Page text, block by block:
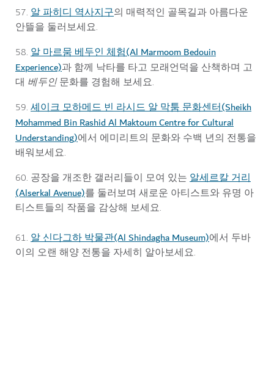
57. 알 파히디 역사지구의 매력적인 골목길과 아름다운
안뜰을 둘러보세요.
58. 알 마르뭄 베두인 체험(Al Marmoom Bedouin
Experience)과 함께 낙타를 타고 모래언덕을 산책하며 고
대 베두인문화를 경험해 보세요.
59. 셰이크 모하메드 빈 라시드 알 막툼 문화센터(Sheikh
Mohammed Bin Rashid Al Maktoum Centre for Cultural
Understanding)에서 에미리트의 문화와 수백 년의 전통을
배워보세요.
60. 공장을 개조한 갤러리들이 모여 있는 알세르칼 거리
(Alserkal Avenue)를 둘러보며 새로운 아티스트와 유명 아
티스트들의 작품을 감상해 보세요.
61. 알 신다그하 박물관(Al Shindagha Museum)에서 두바
이의 오랜 해양 전통을 자세히 알아보세요.